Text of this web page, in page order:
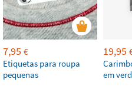
7,95 €
Etiquetas para roupa
pequenas
19,95
em